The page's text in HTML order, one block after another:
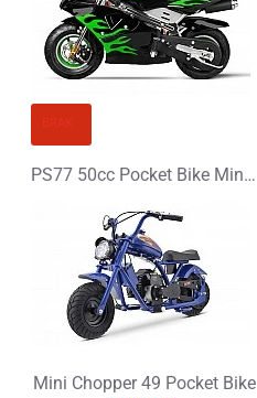
Ocena
Zły Dobry
PS77 50cc Pocket Bike Mini Ścigacz
Mini Chopper 49 Pocket Bike